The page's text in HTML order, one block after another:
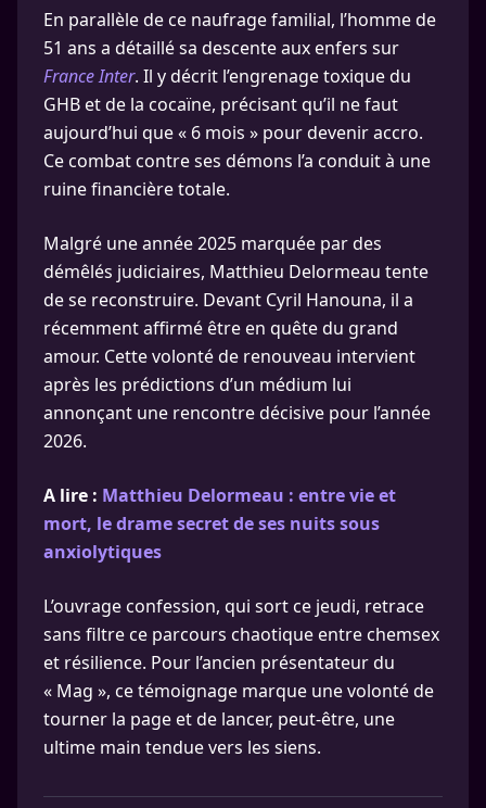
En parallèle de ce naufrage familial, l’homme de
51 ans a détaillé sa descente aux enfers sur
France Inter. Il y décrit l’engrenage toxique du
GHB et de la cocaïne, précisant qu’il ne faut
aujourd’hui que « 6 mois » pour devenir accro.
Ce combat contre ses démons l’a conduit à une
ruine financière totale.
Malgré une année 2025 marquée par des
démêlés judiciaires, Matthieu Delormeau tente
de se reconstruire. Devant Cyril Hanouna, il a
récemment affirmé être en quête du grand
amour. Cette volonté de renouveau intervient
après les prédictions d’un médium lui
annonçant une rencontre décisive pour l’année
2026.
A lire : Matthieu Delormeau : entre vie et
mort, le drame secret de ses nuits sous
anxiolytiques
L’ouvrage confession, qui sort ce jeudi, retrace
sans filtre ce parcours chaotique entre chemsex
et résilience. Pour l’ancien présentateur du
« Mag », ce témoignage marque une volonté de
tourner la page et de lancer, peut-être, une
ultime main tendue vers les siens.